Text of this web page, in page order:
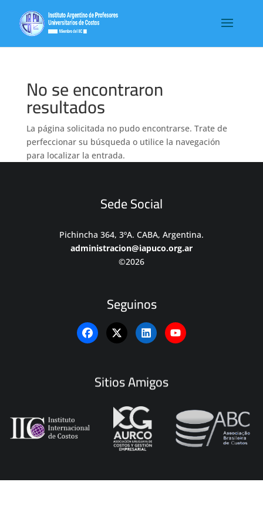
No se encontraron
resultados
La página solicitada no pudo encontrarse. Trate de
perfeccionar su búsqueda o utilice la navegación
para localizar la entrada.
Sede Social
Pichincha 364, 3ºA. CABA, Argentina.
administracion@iapuco.org.ar
©2026
Seguinos
Sitios Amigos